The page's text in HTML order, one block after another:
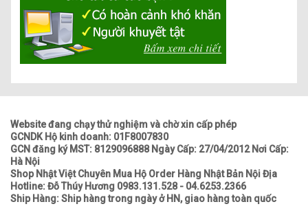
Website đang chạy thử nghiệm và chờ xin cấp phép
GCNDK Hộ kinh doanh: 01F8007830
GCN đăng ký MST: 8129096888 Ngày Cấp: 27/04/2012 Nơi Cấp:
Hà Nội
Shop Nhật Việt Chuyên Mua Hộ Order Hàng Nhật Bản Nội Địa
Hotline: Đỗ Thúy Hương 0983.131.528 - 04.6253.2366
Ship Hàng: Ship hàng trong ngày ở HN, giao hàng toàn quốc